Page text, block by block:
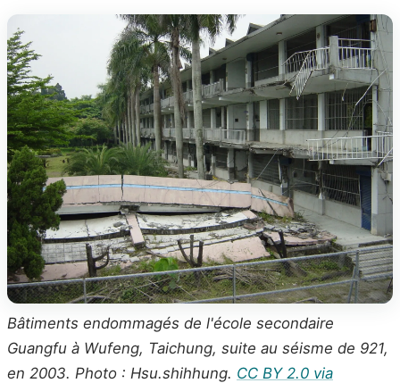
Bâtiments endommagés de l'école secondaire
Guangfu à Wufeng, Taichung, suite au séisme de 921,
en 2003. Photo : Hsu.shihhung. CC BY 2.0 via